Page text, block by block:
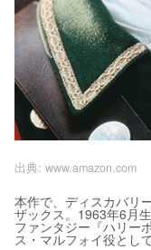
出典: www.amazon.com
本作で、ディスカバリ
ザックス。1963年6月
ファンタジー『ハリー
ス・マルフォイ役とし